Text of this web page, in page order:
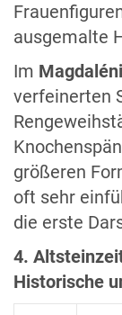
ausgemalte
Im
verfeinerten
größeren
oft sehr
die erste
4.
Historische